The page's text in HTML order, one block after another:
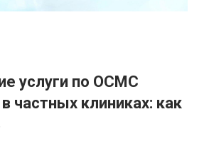
услуги по ОСМС
частных клиниках: как